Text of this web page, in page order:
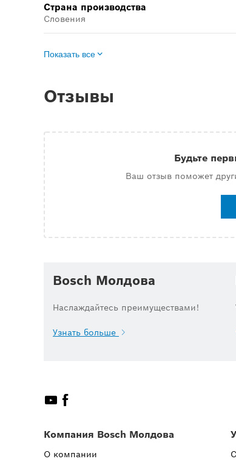
Страна производства
Словения
Показать все
Отзывы
Будьте
Ваш отзыв поможет
Bosch Молдова
Наслаждайтесь преимуществами!
Узнать больше
Компания Bosch Молдова
О компании